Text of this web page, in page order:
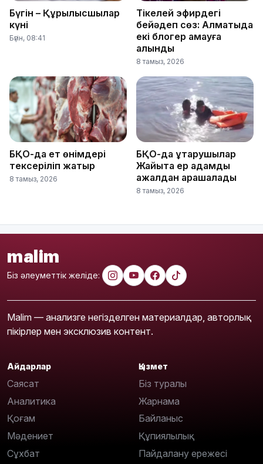
Бүгін – Құрылысшылар
күні
Бүгін, 08:41
Тікелей эфирдегі
бейәдеп сөз: Алматыда
екі блогер қамауға
алынды
8 тамыз, 2026
БҚО-да ет өнімдері
тексеріліп жатыр
8 тамыз, 2026
БҚО-да құтқарушылар
Жайықта ер адамды
ажалдан арашалады
8 тамыз, 2026
malim
Біз әлеуметтік желіде:
Malim — анализге негізделген материалдар, авторлық
пікірлер мен эксклюзив контент.
Айдарлар
Саясат
Аналитика
Қоғам
Мәдениет
Сұхбат
Қызмет
Біз туралы
Жарнама
Байланыс
Құпиялылық
Пайдалану ережесі